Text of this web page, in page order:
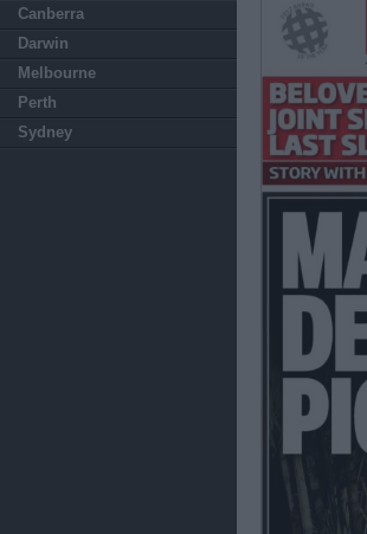
Canberra
Darwin
Melbourne
Perth
Sydney